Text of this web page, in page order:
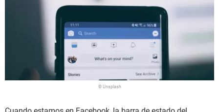
© Unsplash